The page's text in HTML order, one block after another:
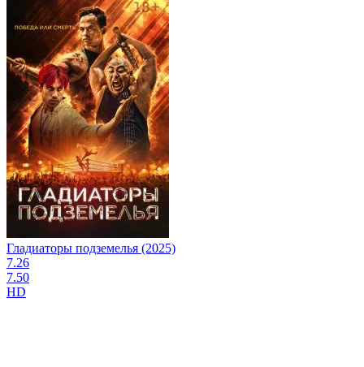
Гладиаторы подземелья (2025)
7.26
7.50
HD